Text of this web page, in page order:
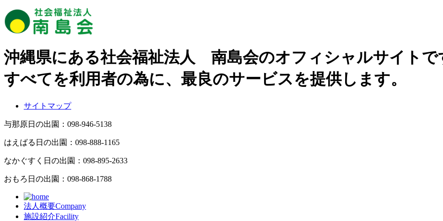
沖縄県にある社会福祉法人 南島会のオフィシャルサイトで
すべてを利用者の為に、最良のサービスを提供します。
サイトマップ
与那原日の出園： 098-946-5138
はえばる日の出園： 098-888-1165
なかぐすく日の出園： 098-895-2633
おもろ日の出園： 098-868-1788
法人概要Company
施設紹介Facility